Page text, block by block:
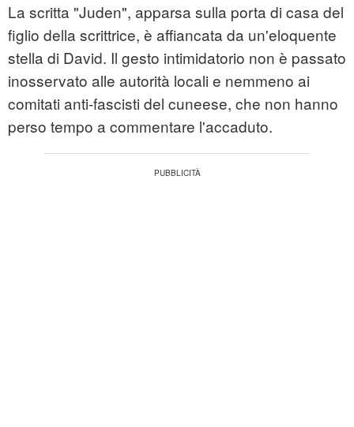
La scritta "Juden", apparsa sulla porta di casa del
figlio della scrittrice, è affiancata da un'eloquente
stella di David. Il gesto intimidatorio non è passato
inosservato alle autorità locali e nemmeno ai
comitati anti-fascisti del cuneese, che non hanno
perso tempo a commentare l'accaduto.